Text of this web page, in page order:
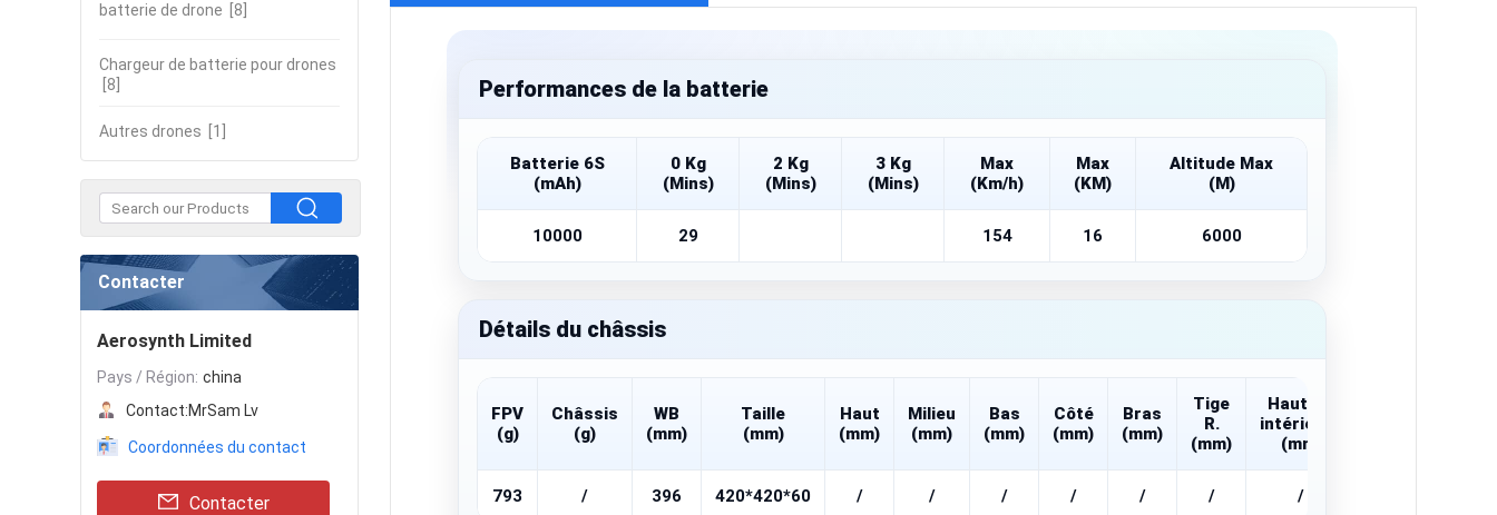
batterie de drone [8]
Chargeur de batterie pour drones
[8]
Autres drones [1]
Contacter
Aerosynth Limited
Pays / Région: china
Contact:MrSam Lv
Coordonnées du contact
Contacter
Performances de la batterie
Batterie 6S
(mAh)
0 Kg
(Mins)
2 Kg
(Mins)
3 Kg
(Mins)
Max
(Km/h)
Max
(KM)
Altitude Max
(M)
10000 29 154 16 6000
Détails du châssis
FPV
(g)
Châssis
(g)
WB
(mm)
Taille
(mm)
Haut
(mm)
Milieu
(mm)
Bas
(mm)
Côté
(mm)
Bras
(mm)
Tige
R.
(mm)
Hauteur
intérieure
(mm)
793 / 396 420*420*60 / / / / / / /